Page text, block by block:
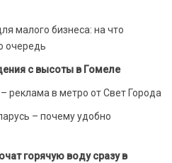
малого бизнеса: на что
очередь
с высоты в Гомеле
реклама в метро от Свет Города
– почему удобно
горячую воду сразу в